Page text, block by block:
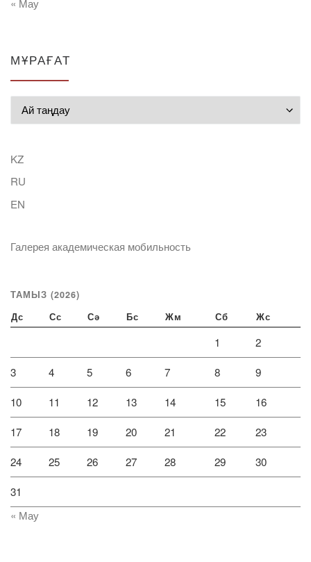
« Мау
МҰРАҒАТ
KZ
RU
EN
Галерея академическая мобильность
ТАМЫЗ (2026)
Дс Сс Сә Бс Жм Сб Жс
1 2
3 4 5 6 7 8 9
10 11 12 13 14 15 16
17 18 19 20 21 22 23
24 25 26 27 28 29 30
31
« Мау